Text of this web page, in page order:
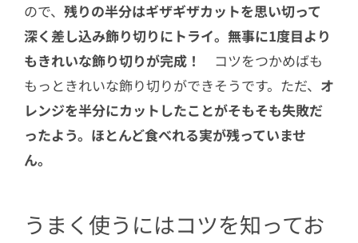
ので、 残りの半分はギザギザカットを思い切って
深く差し込み飾り切りにトライ。無事に1度目より
もきれいな飾り切りが完成！
コツをつかめばも
もっときれいな飾り切りができそうです。ただ、 オ
レンジを半分にカットしたことがそもそも失敗だ
ったよう。ほとんど食べれる実が残っていませ
ん。
うまく使うにはコツを知ってお